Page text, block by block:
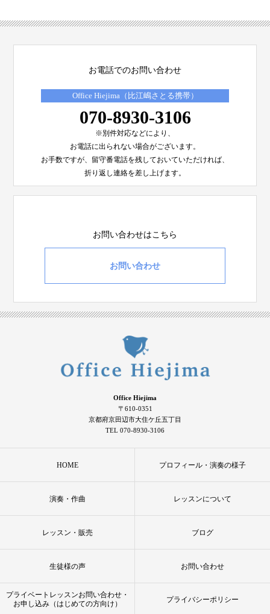
お電話でのお問い合わせ
Office Hiejima（比江嶋さとる携帯）
070-8930-3106
※別件対応などにより、
お電話に出られない場合がございます。
お手数ですが、留守番電話を残しておいていただければ、
折り返し連絡を差し上げます。
お問い合わせはこちら
お問い合わせ
Office Hiejima
〒610-0351
京都府京田辺市大住ケ丘五丁目
TEL 070-8930-3106
HOME プロフィール・演奏の様子
演奏・作曲 レッスンについて
レッスン・販売 ブログ
生徒様の声 お問い合わせ
プライベートレッスンお問い合わせ・
お申し込み（はじめての方向け）
プライバシーポリシー